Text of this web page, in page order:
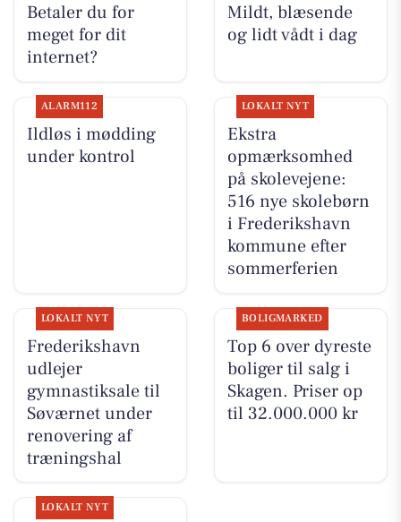
Betaler du for
meget for dit
internet?
Mildt, blæsende
og lidt vådt i dag
ALARM112
Ildløs i mødding
under kontrol
LOKALT NYT
Ekstra
opmærksomhed
på skolevejene:
516 nye skolebørn
i Frederikshavn
kommune efter
sommerferien
LOKALT NYT
Frederikshavn
udlejer
gymnastiksale til
Søværnet under
renovering af
træningshal
BOLIGMARKED
Top 6 over dyreste
boliger til salg i
Skagen. Priser op
til 32.000.000 kr
LOKALT NYT